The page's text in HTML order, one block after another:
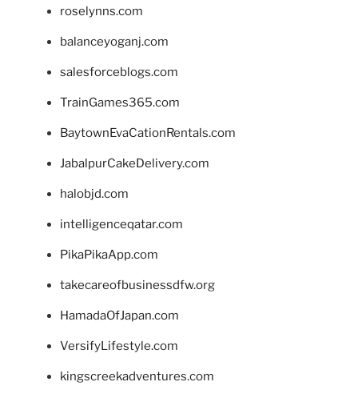
roselynns.com
balanceyoganj.com
salesforceblogs.com
TrainGames365.com
BaytownEvaCationRentals.com
JabalpurCakeDelivery.com
halobjd.com
intelligenceqatar.com
PikaPikaApp.com
takecareofbusinessdfw.org
HamadaOfJapan.com
VersifyLifestyle.com
kingscreekadventures.com